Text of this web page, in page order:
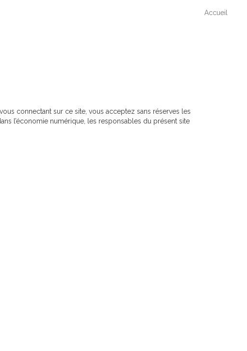
Accueil
connectant sur ce site, vous acceptez sans réserves les
l’économie numérique, les responsables du présent site